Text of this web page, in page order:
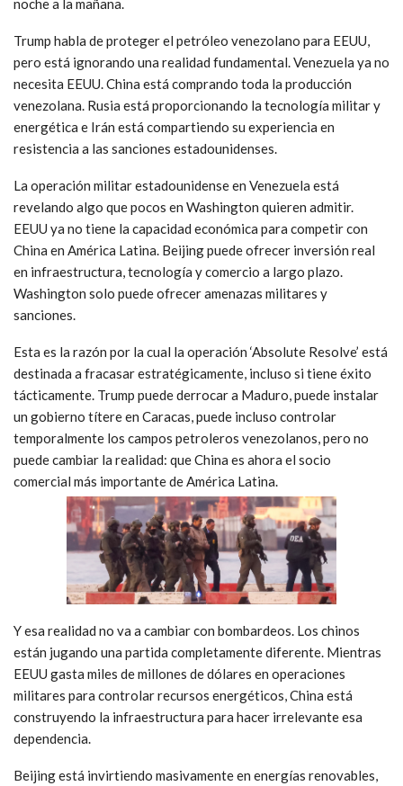
noche a la mañana.
Trump habla de proteger el petróleo venezolano para EEUU,
pero está ignorando una realidad fundamental. Venezuela ya no
necesita EEUU. China está comprando toda la producción
venezolana. Rusia está proporcionando la tecnología militar y
energética e Irán está compartiendo su experiencia en
resistencia a las sanciones estadounidenses.
La operación militar estadounidense en Venezuela está
revelando algo que pocos en Washington quieren admitir.
EEUU ya no tiene la capacidad económica para competir con
China en América Latina. Beijing puede ofrecer inversión real
en infraestructura, tecnología y comercio a largo plazo.
Washington solo puede ofrecer amenazas militares y
sanciones.
Esta es la razón por la cual la operación ‘Absolute Resolve’ está
destinada a fracasar estratégicamente, incluso si tiene éxito
tácticamente. Trump puede derrocar a Maduro, puede instalar
un gobierno títere en Caracas, puede incluso controlar
temporalmente los campos petroleros venezolanos, pero no
puede cambiar la realidad: que China es ahora el socio
comercial más importante de América Latina.
Y esa realidad no va a cambiar con bombardeos. Los chinos
están jugando una partida completamente diferente. Mientras
EEUU gasta miles de millones de dólares en operaciones
militares para controlar recursos energéticos, China está
construyendo la infraestructura para hacer irrelevante esa
dependencia.
Beijing está invirtiendo masivamente en energías renovables,